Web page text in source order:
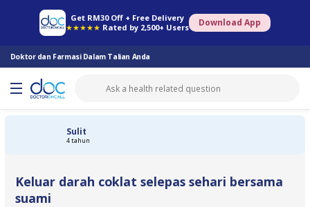
Get RM30 Off + Free Delivery
★★★★★ Rated by 2,500+ Users Download App
Doktor dan Farmasi Dalam Talian Anda
Farmasi Online Konsult Doktor Saringan Kesihatan Konsult Pakar
Sulit
4 tahun
Keluar darah coklat selepas sehari bersama
suami